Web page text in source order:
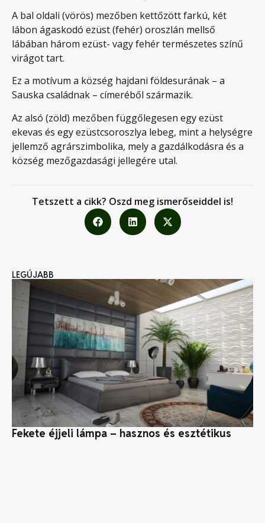
A bal oldali (vörös) mezőben kettőzött farkú, két
lábon ágaskodó ezüst (fehér) oroszlán mellső
lábában három ezüst- vagy fehér természetes színű
virágot tart.
Ez a motívum a község hajdani földesurának – a
Sauska családnak – címeréből származik.
Az alsó (zöld) mezőben függőlegesen egy ezüst
ekevas és egy ezüstcsoroszlya lebeg, mint a helységre
jellemző agrárszimbolika, mely a gazdálkodásra és a
község mezőgazdasági jellegére utal.
Tetszett a cikk? Oszd meg ismerőseiddel is!
LEGÚJABB
Fekete éjjeli lámpa – hasznos és esztétikus